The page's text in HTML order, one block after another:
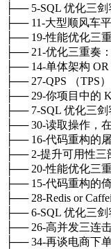
├── 5-SQL 优化三
├── 11-大型顺风车
├── 19-性能优化三
├── 21-优化三重奏
├── 14-单体架构
├── 27-QPS （TPS
├── 29-你项目中的
├── 7-SQL 优化三
├── 30-读取操作，
├── 16-代码重构的
├── 2-提升可用性三
├── 20-性能优化三
├── 15-代码重构的
├── 28-Redis or
├── 6-SQL 优化三
├── 26-高并发三连
├── 34-再谈电商下